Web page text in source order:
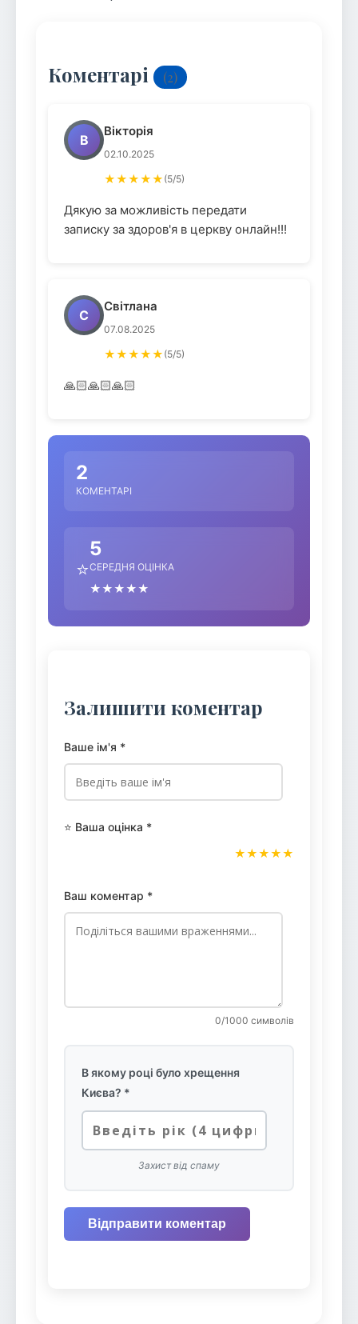
Коментарі (2)
В
Вікторія
02.10.2025
★★★★★ (5/5)
Дякую за можливість передати
записку за здоров'я в церкву онлайн!!!
С
Світлана
07.08.2025
★★★★★ (5/5)
🙏🏻🙏🏻🙏🏻
2
КОМЕНТАРІ
⭐
5
СЕРЕДНЯ ОЦІНКА
★★★★★
Залишити коментар
Ваше ім'я *
⭐ Ваша оцінка *
★
★
★
★
★
Ваш коментар *
0/1000 символів
В якому році було хрещення
Києва? *
Захист від спаму
Відправити коментар